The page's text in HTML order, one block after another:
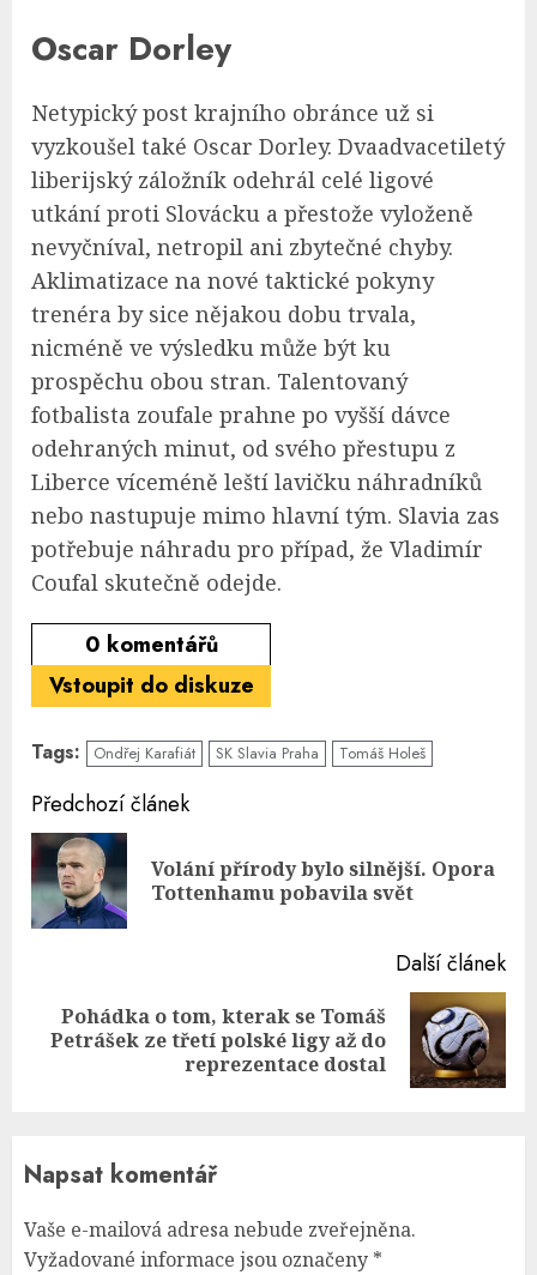
Oscar Dorley
Netypický post krajního obránce už si
vyzkoušel také Oscar Dorley. Dvaadvacetiletý
liberijský záložník odehrál celé ligové
utkání proti Slovácku a přestože vyloženě
nevyčníval, netropil ani zbytečné chyby.
Aklimatizace na nové taktické pokyny
trenéra by sice nějakou dobu trvala,
nicméně ve výsledku může být ku
prospěchu obou stran. Talentovaný
fotbalista zoufale prahne po vyšší dávce
odehraných minut, od svého přestupu z
Liberce víceméně leští lavičku náhradníků
nebo nastupuje mimo hlavní tým. Slavia zas
potřebuje náhradu pro případ, že Vladimír
Coufal skutečně odejde.
0 komentářů
Vstoupit do diskuze
Tags: Ondřej Karafiát SK Slavia Praha Tomáš Holeš
Continue
Reading
Předchozí článek
Volání přírody bylo silnější. Opora
Tottenhamu pobavila svět
Další článek
Next
Pohádka o tom, kterak se Tomáš
Petrášek ze třetí polské ligy až do
reprezentace dostal
Napsat komentář
Vaše e-mailová adresa nebude zveřejněna.
Vyžadované informace jsou označeny *